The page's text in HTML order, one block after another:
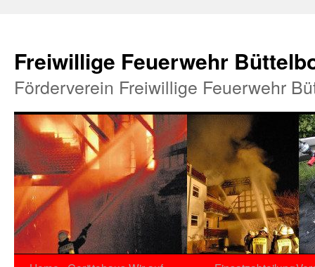
Freiwillige Feuerwehr
Förderverein Freiwillige Feuerwehr